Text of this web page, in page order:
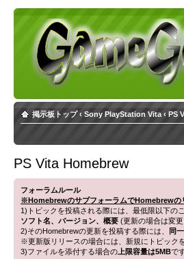
掲示板トップ ‹ Sony PlayStation Vita ‹ PS
PS Vita Homebrew
フォーラムルール
※HomebrewのサブフォーラムでHomebrewの
1)トピックを投稿される際には、最低限以下の
ソフト名、バージョン、概要 (更新の場合は変
2)そのHomebrewの更新を投稿する際には、
同
※更新版リリースの場合には、新規にトピック
3)ファイルを添付する場合の 上限容量は5MBで